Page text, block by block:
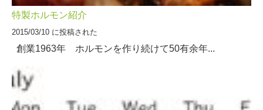
特製ホルモン紹介
2015/03/10 に投稿された
創業1963年 ホルモンを作り続けて50有余年...